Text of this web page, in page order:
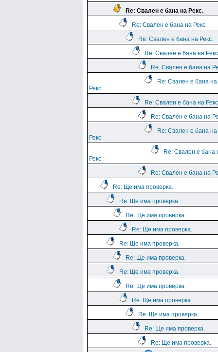
Re: Свален е бана на Рекс.
Re: Свален е бана на Рекс.
Re: Свален е бана на Рекс.
Re: Свален е бана на
Re: Свален е бана на
Re: Свален е бана на
Рекс.
Re: Свален е бана на
Re: Свален е бана на
Re: Свален е бана на
Рекс.
Re: Свален е бана
Рекс.
Re: Свален е бана на
Re: Ще има проверка.
Re: Ще има проверка.
Re: Ще има проверка.
Re: Ще има проверка.
Re: Ще има проверка.
Re: Ще има проверка.
Re: Ще има проверка.
Re: Ще има проверка.
Re: Ще има проверка.
Re: Ще има проверка.
Re: Ще има проверка.
Re: Ще има проверка.